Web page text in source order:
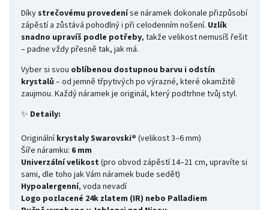
Díkystrečovému provedeníse náramek dokonale přizpůsobí
zápěstí a zůstává pohodlný i při celodenním nošení. Uzlík
snadno upravíš podle potřeby, takže velikost nemusíš řešit
– padne vždy přesně tak, jak má.
Vyber si svou oblíbenou dostupnou barvu i odstín
krystalů – od jemně třpytivých po výrazné, které okamžitě
zaujmou. Každý náramek je originál, který podtrhne tvůj styl.
✨ Detaily:
Originálníkrystaly Swarovski® (velikost 3–6 mm)
Šíře náramku: 6 mm
Univerzální velikost(pro obvod zápěstí 14–21 cm, upravíte si
sami, dle toho jak Vám náramek bude sedět)
Hypoalergenní, voda nevadí
Logo pozlacené 24k zlatem (IR) nebo Palladiem